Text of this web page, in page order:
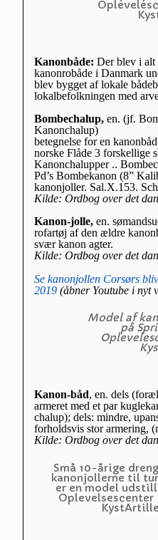
Kanonbåde: Der blev i alt
kanonrobåde i Danmark
blev bygget af lokale
lokalbefolkningen med
Bombechalup, en. (jf.
Kanonchalup)
betegnelse for en
norske Flåde 3 forskellige
Kanonchalupper ..
Pd’s Bombekanon (8”
kanonjoller. Sal.X.153.
Kilde: Ordbog over det
Kanon-jolle, en.
rofartøj af den ældre
svær kanon agter.
Kilde: Ordbog over det
Se kanonjollen Corsørs
2019 (åbner Youtube i nyt
Model af
på
Kanon-båd, en. dels
armeret med et par
chalup); dels: mindre,
forholdsvis stor armering,
Kilde: Ordbog over det
Små 10-årige
kanonjollerne til
er en model
Oplevelsescenter